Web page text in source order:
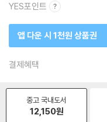
YES포인트
앱 다운 시 1천원 상품권
결제혜택
중고 국내도서
12,150원